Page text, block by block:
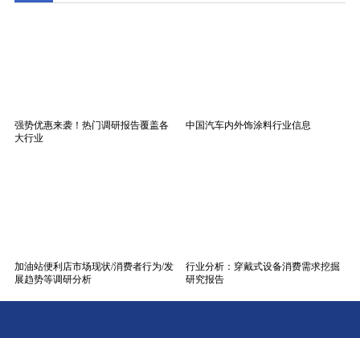
强势优惠来袭！热门调研报告覆盖各
大行业
中国汽车内外饰涂料行业信息
加油站便利店市场现状/消费者行为/发
展趋势等调研分析
行业分析：穿戴式设备消费需求挖掘
研究报告